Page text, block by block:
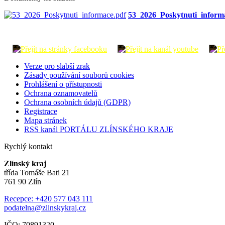
Verze pro slabší zrak
Zásady používání souborů cookies
Prohlášení o přístupnosti
Ochrana oznamovatelů
Ochrana osobních údajů (GDPR)
Registrace
Mapa stránek
RSS kanál PORTÁLU ZLÍNSKÉHO KRAJE
Rychlý kontakt
Zlínský kraj
třída Tomáše Bati 21
761 90 Zlín
Recepce: +420 577 043 111
podatelna@zlinskykraj.cz